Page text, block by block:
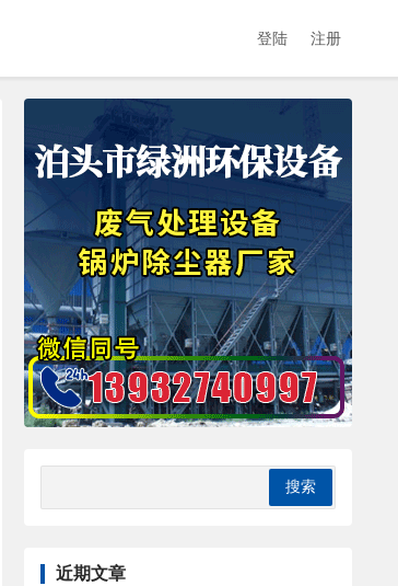
登陆 注册
近期文章